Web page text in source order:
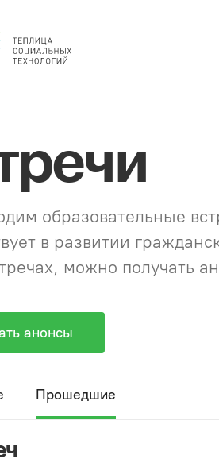
Главное
образовательные
в развитии
можно получать
анонсы
Прошедшие